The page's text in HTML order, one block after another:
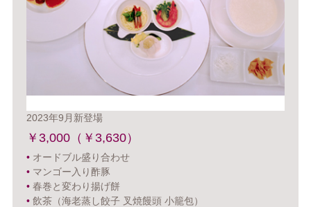
2023年9月新登場
￥3,000（￥3,630）
•オードブル盛り合わせ
•マンゴー入り酢豚
•春巻と変わり揚げ餅
•飲茶（海老蒸し餃子 叉焼饅頭 小籠包）